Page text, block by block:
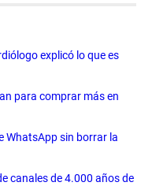
explicó lo que es
para comprar más en
WhatsApp sin borrar la
canales de 4.000 años de